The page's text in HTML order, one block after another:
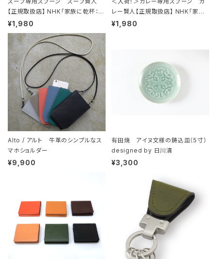
【正規取扱店】 NHK「家族に乾杯：燕
三条編」他、多くのメディアでご紹介
メーカーの人気商品
¥1,980
レー賢人【正規取扱店】 NHK「家族
に乾杯：燕三条編」他、多くのメディア
¥1,980
Alto / アルト 牛革のシンプルなス
マホショルダー
¥9,900
有田焼 アイヌ文様の鋳込皿（5寸）
designed by 日川清
¥3,300